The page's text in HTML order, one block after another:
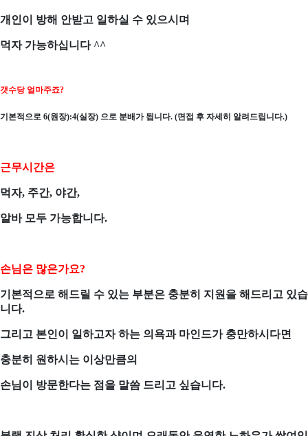
개인이 방해 안받고 일하실 수 있으시며
먹자 가능하십니다^^
갯수당 얼마주죠?
기본적으로 6(원장):4(실장) 으로 분배가 됩니다. (면접 후 자세히 알려드립니다.)
근무시간은
먹자, 주간, 야간,
알바 모두 가능합니다.
손님은 많은가요?
기본적으로 해드릴 수 있는 부분은 충분히 지원을 해드리고 있습
니다.
그리고 본인이 일하고자 하는 의욕과 마인드가 충만하시다면
충분히 원하시는 이상만큼의
손님이 방문한다는 점을 말씀 드리고 싶습니다.